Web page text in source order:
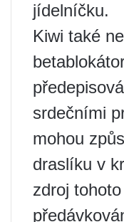
jídelníčku.
Kiwi také
srdečními
mohou
draslíku v
zdroj